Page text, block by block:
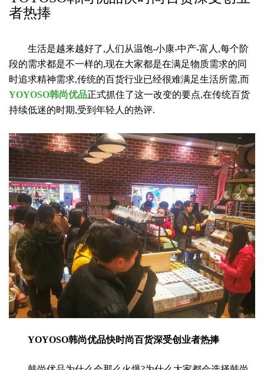
者热捧
生活是越来越好了,人们从温饱-小康-中产-富人,每个阶
段的需求都是不一样的,现在大家都是在满足物质需求的同
时追求精神需求,传统的百货行业已经很难满足生活所需,而
YOYOSO韩尚优品正式抓住了这一改变的要点,在传统百货
持续低迷的时期,受到年轻人的热评.
YOYOSO韩尚优品快时尚百货深受创业者热捧